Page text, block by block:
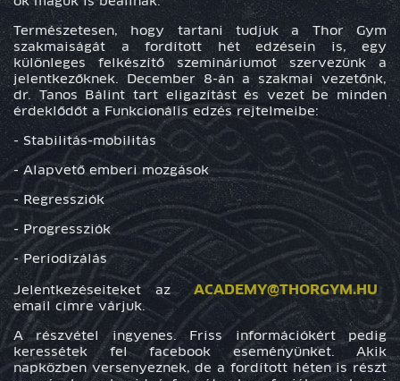
Természetesen, hogy tartani tudjuk a Thor Gym
szakmaiságát a fordított hét edzésein is, egy
különleges felkészítő szemináriumot szervezünk a
jelentkezőknek. December 8-án a szakmai vezetőnk,
dr. Tanos Bálint tart eligazítást és vezet be minden
érdeklődőt a Funkcionális edzés rejtelmeibe:
- Stabilitás-mobilitás
- Alapvető emberi mozgások
- Regressziók
- Progressziók
- Periodizálás
Jelentkezéseiteket az ACADEMY@THORGYM.HU
email címre várjuk.
A részvétel ingyenes. Friss információkért pedig
keressétek fel facebook eseményünket. Akik
napközben versenyeznek, de a fordított héten is részt